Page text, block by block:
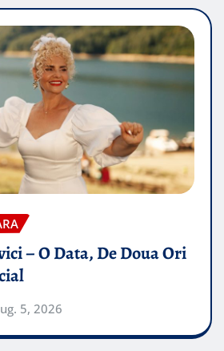
– O Data, De Doua Ori
5, 2026